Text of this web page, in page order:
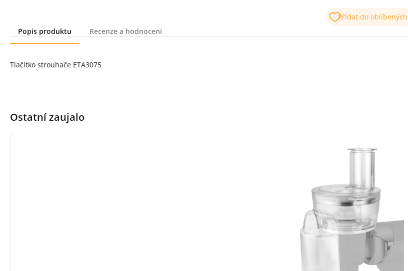
Přidat do oblíbených
Popis produktu
Recenze a hodnocení
Tlačítko strouhače ETA3075
Ostatní zaujalo